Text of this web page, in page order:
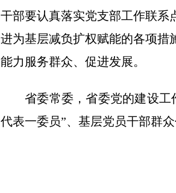
干部要认真落实党支部工作联系
进为基层减负扩权赋能的各项措
能力服务群众、促进发展。
省委常委，省委党的建设
代表一委员”、基层党员干部群